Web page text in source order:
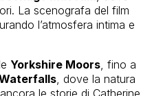
La scenografa del film
l’atmosfera intima e
Yorkshire Moors , fino a
, dove la natura
le storie di Catherine